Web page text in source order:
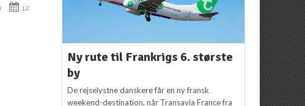
12.
Kenneth Karskov
13.
februar 2012
Ny rute til Frankrigs 6. største
by
De rejselystne danskere får en ny fransk
weekend-destination, når Transavia France fra